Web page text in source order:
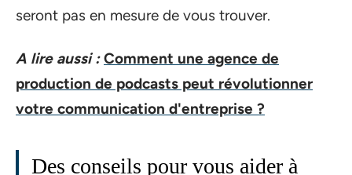
seront pas en mesure de vous trouver.
A lire aussi : Comment une agence de
production de podcasts peut révolutionner
votre communication d'entreprise ?
Des conseils pour vous aider à